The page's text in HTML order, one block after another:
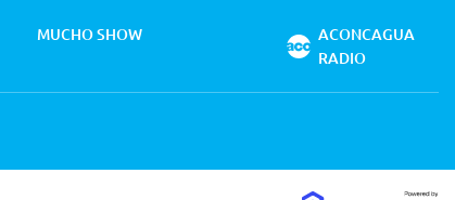
MUCHO SHOW
ACONCAGUA
RADIO